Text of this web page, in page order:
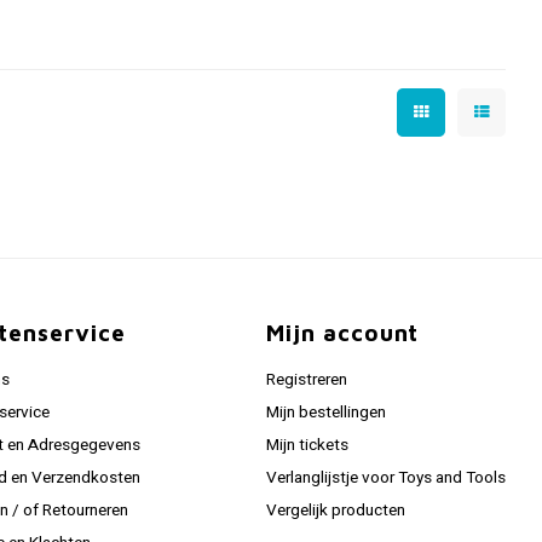
en Adresgegevens
en Verzendkosten
/ of Retourneren
Mijn account
Registreren
Mijn bestellingen
Mijn tickets
Verlanglijstje voor Toys and Tools
Vergelijk producten